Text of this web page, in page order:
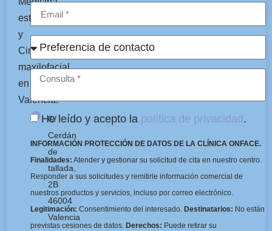
estética
y
Cirugía
maxilofacial
en
Valencia.
C/
Cerdán
de
tallada,
2B
46004
Valencia
He leído y acepto la política de privacidad .
INFORMACIÓN PROTECCIÓN DE DATOS DE LA CLÍNICA ONFACE.
Finalidades: Atender y gestionar su solicitud de cita en nuestro centro.
Responder a sus solicitudes y remitirle información comercial de
nuestros productos y servicios, incluso por correo electrónico.
Legitimación: Consentimiento del interesado. Destinatarios: No están
previstas cesiones de datos. Derechos: Puede retirar su